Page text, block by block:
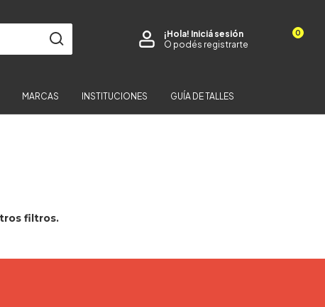
¡Hola! Iniciá sesión
O podés registrarte
0
MARCAS INSTITUCIONES GUÍA DE TALLES
filtros.